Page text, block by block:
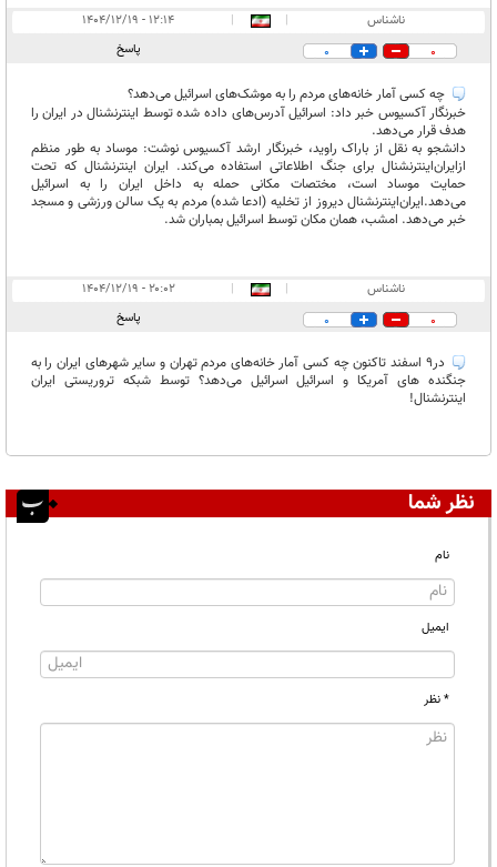
ناشناس |
|
۱۲:۱۴ - ۱۴۰۴/۱۲/۱۹
0
0 پاسخ
چه کسی آمار خانه‌های مردم را به موشک‌های اسرائیل می‌دهد؟
خبرنگار آکسیوس خبر داد: اسرائیل آدرس‌های داده شده توسط اینترنشنال در ایران را
هدف قرار می‌دهد.
دانشجو به نقل از باراک راوید، خبرنگار ارشد آکسیوس نوشت: موساد به‌ طور منظم
ازایران‌اینترنشنال برای جنگ اطلاعاتی استفاده می‌کند. ایران اینترنشنال که تحت
حمایت موساد است، مختصات مکانی حمله به داخل ایران را به اسرائیل
می‌دهد.ایران‌اینترنشنال دیروز از تخلیه (ادعا شده) مردم به یک سالن ورزشی و مسجد
خبر می‌دهد. امشب، همان مکان توسط اسرائیل بمباران شد.
ناشناس |
|
۲۰:۰۲ - ۱۴۰۴/۱۲/۱۹
0
0 پاسخ
در۹ اسفند تاکنون چه کسی آمار خانه‌های مردم تهران و سایر شهرهای ایران را به
جنگنده های آمریکا و اسرائیل اسرائیل می‌دهد؟ توسط شبکه تروریستی ایران
اینترنشنال!
نظر شما
نام
ایمیل
* نظر